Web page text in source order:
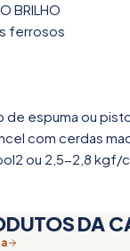
BRILHO
ferrosos
de espuma ou
com cerdas
ou 2,5-2,8 kgf/
DA